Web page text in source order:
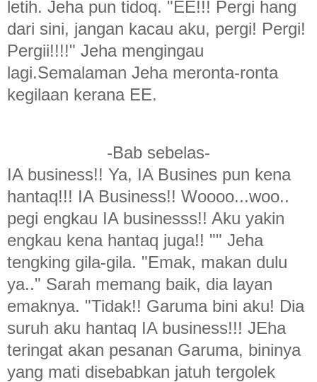
letih. Jeha pun tidoq. "EE!!! Pergi hang
dari sini, jangan kacau aku, pergi! Pergi!
Pergii!!!!" Jeha mengingau
lagi.Semalaman Jeha meronta-ronta
kegilaan kerana EE.
-Bab sebelas-
IA business!! Ya, IA Busines pun kena
hantaq!!! IA Business!! Woooo...woo..
pegi engkau IA businesss!! Aku yakin
engkau kena hantaq juga!! "" Jeha
tengking gila-gila. "Emak, makan dulu
ya.." Sarah memang baik, dia layan
emaknya. "Tidak!! Garuma bini aku! Dia
suruh aku hantaq IA business!!! JEha
teringat akan pesanan Garuma, bininya
yang mati disebabkan jatuh tergolek